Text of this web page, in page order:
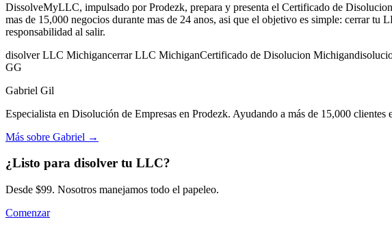
DissolveMyLLC, impulsado por Prodezk, prepara y presenta el Certificado de
mas de 15,000 negocios durante mas de 24 anos, asi que el objetivo es simple: cerrar
responsabilidad al salir.
disolver LLC Michigancerrar LLC MichiganCertificado de Disolucion Michigan
GG
Gabriel Gil
Especialista en Disolución de Empresas en Prodezk. Ayudando a más de 15,000 clientes
Más sobre Gabriel →
¿Listo para disolver tu LLC?
Desde $99. Nosotros manejamos todo el papeleo.
Comenzar